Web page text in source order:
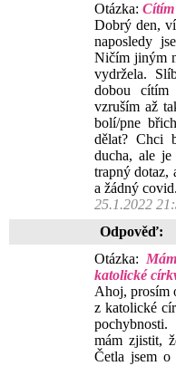
Otázka: Cítím
Dobrý den,
naposledy
Ničím jiným
vydržela.
dobou
vzruším až
bolí/pne
dělat? Chci
ducha, ale
trapný dotaz,
a žádný
25.1.2022
Odpověď:
Otázka:
katolické
Ahoj, prosím
z katolické
mám zjistit,
Četla jsem